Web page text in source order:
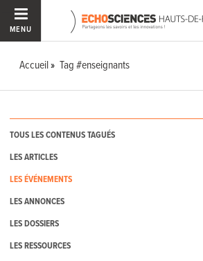
MENU
Accueil Tag #enseignants
TOUS LES CONTENUS TAGUÉS
LES ARTICLES
LES ÉVÉNEMENTS
LES ANNONCES
LES DOSSIERS
LES RESSOURCES